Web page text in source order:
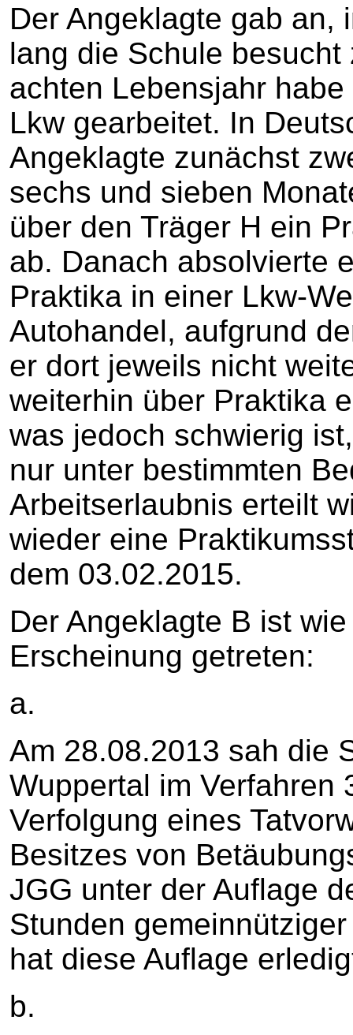
Der Angeklagte gab an,
lang die Schule
achten Lebensjahr
Lkw gearbeitet. In
Angeklagte zunächst
sechs und sieben
über den Träger H ein
ab. Danach absolvierte
Praktika in einer Lkw-
Autohandel, aufgrund
er dort jeweils nicht
weiterhin über Praktika
was jedoch schwierig
nur unter bestimmten
Arbeitserlaubnis erteilt
wieder eine
dem 03.02.2015.
Der Angeklagte B ist
Erscheinung getreten:
a.
Am 28.08.2013 sah die
Wuppertal im Verfahren
Verfolgung eines
Besitzes von
JGG unter der Auflage
Stunden
hat diese Auflage
b.